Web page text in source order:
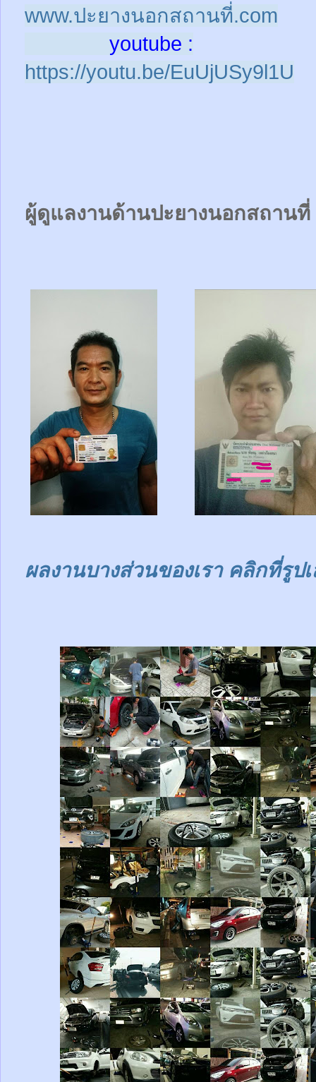
www.ปะยางนอกสถานที่.com
youtube :
https://youtu.be/EuUjUSy9l1U
ผู้ดูแลงานด้านปะยางนอกสถานที่
ผลงานบางส่วนของเรา คลิกที่รูป